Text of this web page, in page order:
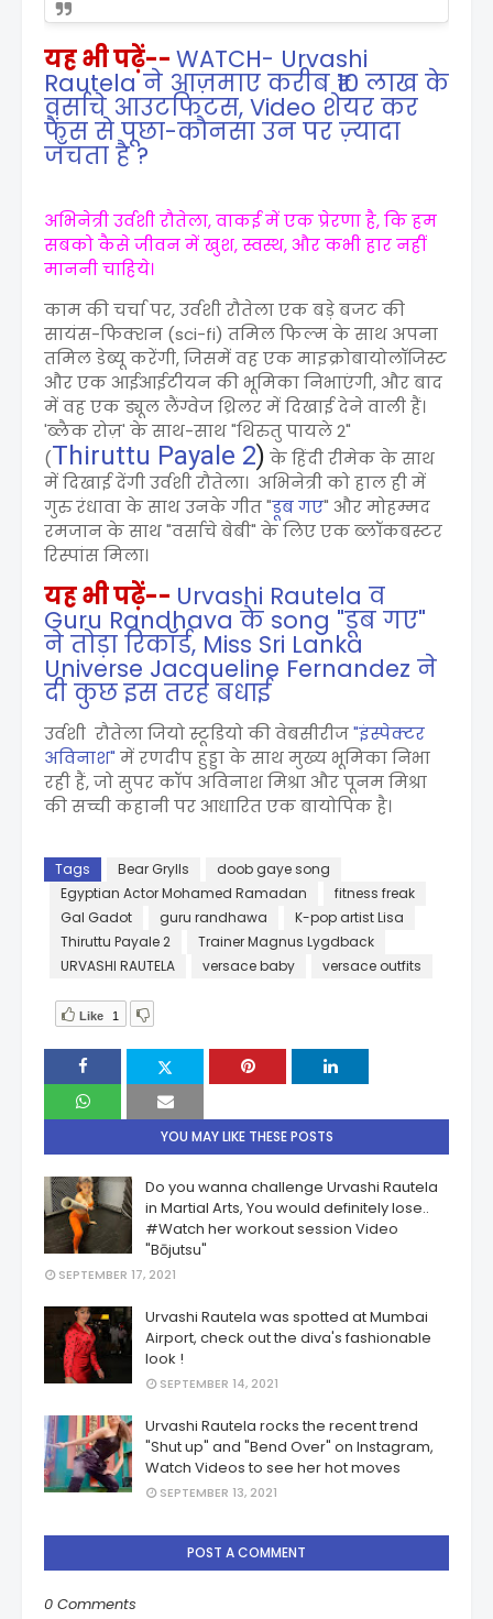
यह भी पढ़ें-- WATCH- Urvashi
Rautela ने आज़माए करीब ₹10 लाख के
वर्साचे आउटफिटस, Video शेयर कर
फैंस से पूछा-कौनसा उन पर ज़्यादा
जँचता है ?
अभिनेत्री उर्वशी रौतेला, वाकई में एक प्रेरणा है, कि हम
सबको कैसे जीवन में खुश, स्वस्थ, और कभी हार नहीं
माननी चाहिये।
काम की चर्चा पर, उर्वशी रौतेला एक बड़े बजट की
सायंस-फिक्शन (sci-fi) तमिल फिल्म के साथ अपना
तमिल डेब्यू करेंगी, जिसमें वह एक माइक्रोबायोलॉजिस्ट
और एक आईआईटीयन की भूमिका निभाएंगी, और बाद
में वह एक ड्यूल लैंग्वेज थ्रिलर में दिखाई देने वाली हैं।
'ब्लैक रोज़' के साथ-साथ "थिरुतु पायले 2"
(Thiruttu Payale 2) के हिंदी रीमेक के साथ
में दिखाई देंगी उर्वशी रौतेला। अभिनेत्री को हाल ही में
गुरु रंधावा के साथ उनके गीत "डूब गए" और मोहम्मद
रमजान के साथ "वर्साचे बेबी" के लिए एक ब्लॉकबस्टर
रिस्पांस मिला।
यह भी पढ़ें-- Urvashi Rautela व
Guru Randhava के song "डूब गए"
ने तोड़ा रिकॉर्ड, Miss Sri Lanka
Universe Jacqueline Fernandez ने
दी कुछ इस तरह बधाई
उर्वशी रौतेला जियो स्टूडियो की वेबसीरीज"इंस्पेक्टर
अविनाश" में रणदीप हुड्डा के साथ मुख्य भूमिका निभा
रही हैं, जो सुपर कॉप अविनाश मिश्रा और पूनम मिश्रा
की सच्ची कहानी पर आधारित एक बायोपिक है।
Tags Bear Grylls
doob gaye song
Egyptian Actor Mohamed Ramadan
fitness freak
Gal Gadot
guru randhawa
K-pop artist Lisa
Thiruttu Payale 2
Trainer Magnus Lygdback
URVASHI RAUTELA
versace baby versace outfits
Like 1
YOU MAY LIKE THESE POSTS
Do you wanna challenge Urvashi Rautela
in Martial Arts, You would definitely lose..
#Watch her workout session Video
"Bōjutsu"
SEPTEMBER 17, 2021
Urvashi Rautela was spotted at Mumbai
Airport, check out the diva's fashionable
look !
SEPTEMBER 14, 2021
Urvashi Rautela rocks the recent trend
"Shut up" and "Bend Over" on Instagram,
Watch Videos to see her hot moves
SEPTEMBER 13, 2021
POST A COMMENT
0 Comments